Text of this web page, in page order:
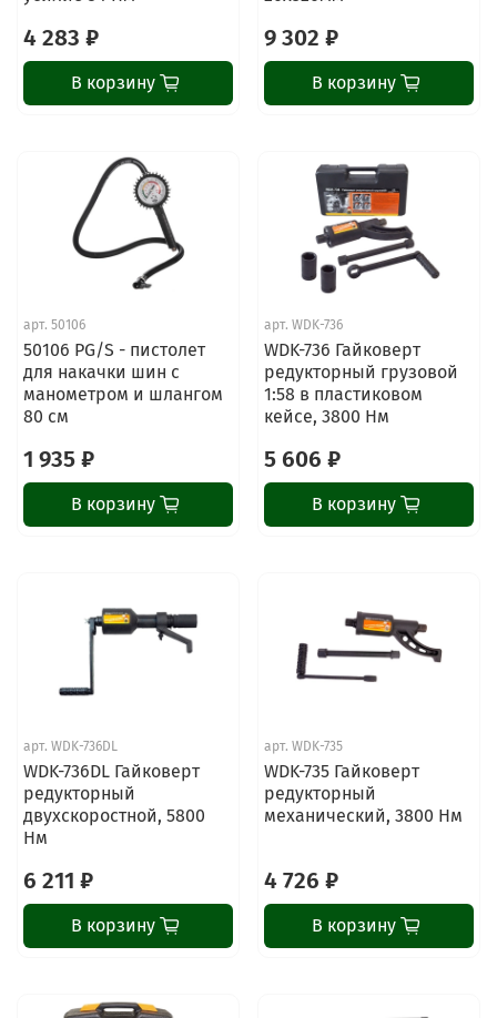
4 283 ₽
В корзину
9 302 ₽
В корзину
арт. 50106
50106 PG/S - пистолет
для накачки шин с
манометром и шлангом
80 см
1 935 ₽
В корзину
арт. WDK-736
WDK-736 Гайковерт
редукторный грузовой
1:58 в пластиковом
кейсе, 3800 Нм
5 606 ₽
В корзину
арт. WDK-736DL
WDK-736DL Гайковерт
редукторный
двухскоростной, 5800
Нм
6 211 ₽
В корзину
арт. WDK-735
WDK-735 Гайковерт
редукторный
механический, 3800 Нм
4 726 ₽
В корзину